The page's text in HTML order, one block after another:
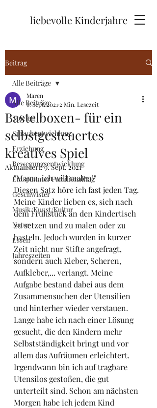
liebevolle Kinderjahre
Beitrag
Alle Beiträge
Spielen
Sprachentwichlung
Erziehung
Bewegungsentwicklung
Entspannter Familienalltag
Geschwister
Musik/Kunst/Kultur
Natur
Essen
Jahreszeiten
Alle Beiträge
Bastelboxen- für ein
selbstgesteuertes
kreatives Spiel
Maren
8. Sept. 2021 2 Min. Lesezeit
Aktualisiert:9. Sept. 2021
"Mama, ich will malen!"
Diesen Satz höre ich fast jeden Tag.
Meine Kinder lieben es, sich nach
dem Frühstück an den Kindertisch
zu setzen und zu malen oder zu
basteln. Jedoch wurden in kurzer
Zeit nicht nur Stifte angefragt,
sondern auch Kleber, Scheren,
Aufkleber,... verlangt. Meine
Aufgabe bestand dabei aus dem
Zusammensuchen der Utensilien
und hinterher wieder verstauen.
Lange habe ich nach einer Lösung
gesucht, die den Kindern mehr
Selbstständigkeit bringt und vor
allem das Aufräumen erleichtert.
Irgendwann bin ich auf tragbare
Utensilos gestoßen, die gut
unterteilt sind. Schon am nächsten
Morgen habe ich jedem Kind